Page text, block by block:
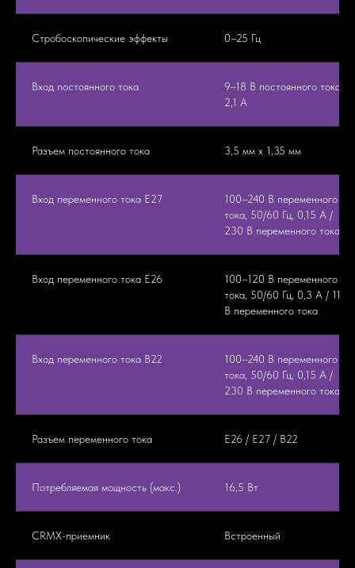
Стробоскопические эффекты 0–25 Гц
Вход постоянного тока
9–18 В постоянного тока,
2,1 А
Разъем постоянного тока 3,5 мм x 1,35 мм
Вход переменного тока E27
100–240 В переменного
тока, 50/60 Гц, 0,15 А /
230 В переменного тока
Вход переменного тока E26
100–120 В переменного
тока, 50/60 Гц, 0,3 А / 115
В переменного тока
Вход переменного тока B22
100–240 В переменного
тока, 50/60 Гц, 0,15 А /
230 В переменного тока
Разъем переменного тока E26 / E27 / B22
Потребляемая мощность (макс.) 16,5 Вт
CRMX-приемник Встроенный